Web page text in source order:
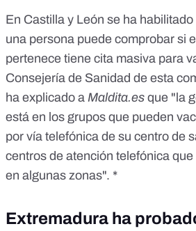
En Castilla y León se ha habilitado
una persona puede comprobar si
pertenece tiene cita masiva para
Consejería de Sanidad de esta
ha explicado a Maldita.es que "la
está en los grupos que pueden
por vía telefónica de su centro de
centros de atención telefónica
en algunas zonas". *
Extremadura ha